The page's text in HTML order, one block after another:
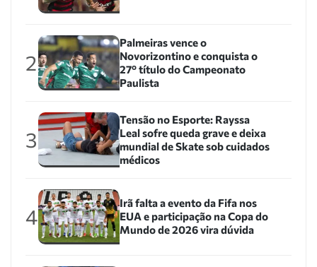
2
Palmeiras vence o
Novorizontino e conquista o
27º título do Campeonato
Paulista
3
Tensão no Esporte: Rayssa
Leal sofre queda grave e deixa
mundial de Skate sob cuidados
médicos
4
Irã falta a evento da Fifa nos
EUA e participação na Copa do
Mundo de 2026 vira dúvida